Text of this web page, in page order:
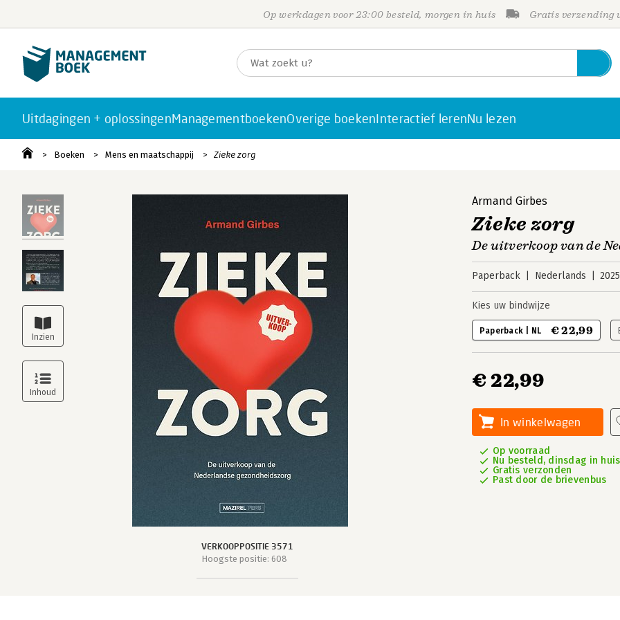
Op werkdagen voor 23:00 besteld, morgen in huis Gratis verzending
Uitdagingen + oplossingenManagementboekenOverige boekenInteractief lerenNu lezen
Boeken Mens en maatschappij Zieke zorg
VERKOOPPOSITIE 3571
Hoogste positie: 608
Armand Girbes
Zieke zorg
De uitverkoop van de
Paperback Nederlands 2025
Kies uw bindwijze
Paperback | NL € 22,99
€ 22,99
In winkelwagen
Op voorraad
Nu besteld, dinsdag in huis
Gratis verzonden
Past door de brievenbus